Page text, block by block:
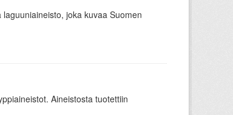
joka kuvaa Suomen
Aineistosta tuotettiin